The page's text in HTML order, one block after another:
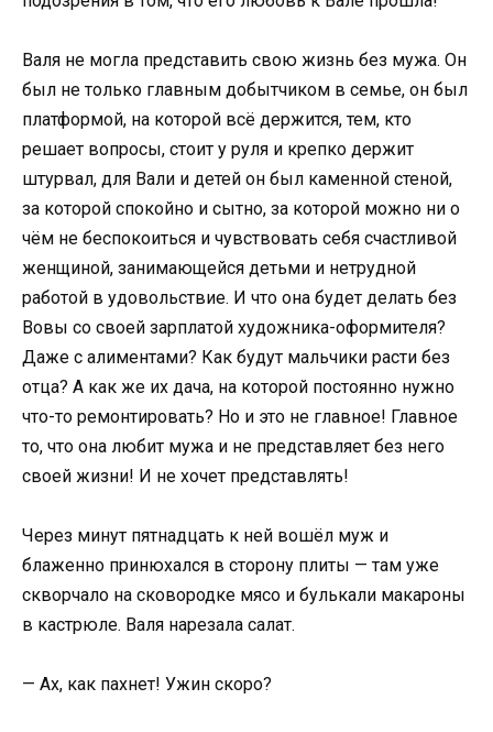
Валя не могла представить свою жизнь без мужа. Он
был не только главным добытчиком в семье, он был
платформой, на которой всё держится, тем, кто
решает вопросы, стоит у руля и крепко держит
штурвал, для Вали и детей он был каменной стеной,
за которой спокойно и сытно, за которой можно ни о
чём не беспокоиться и чувствовать себя счастливой
женщиной, занимающейся детьми и нетрудной
работой в удовольствие. И что она будет делать без
Вовы со своей зарплатой художника-оформителя?
Даже с алиментами? Как будут мальчики расти без
отца? А как же их дача, на которой постоянно нужно
что-то ремонтировать? Но и это не главное! Главное
то, что она любит мужа и не представляет без него
своей жизни! И не хочет представлять!
Через минут пятнадцать к ней вошёл муж и
блаженно принюхался в сторону плиты — там уже
скворчало на сковородке мясо и булькали макароны
в кастрюле. Валя нарезала салат.
— Ах, как пахнет! Ужин скоро?